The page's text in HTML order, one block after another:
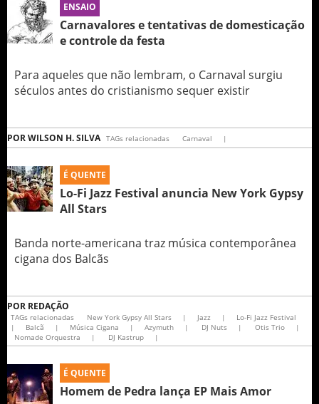
ENSAIO
Carnavalores e tentativas de domesticação
e controle da festa
Para aqueles que não lembram, o Carnaval surgiu
séculos antes do cristianismo sequer existir
PORWILSON H. SILVA TAGs relacionadas Carnaval |
É QUENTE
Lo-Fi Jazz Festival anuncia New York Gypsy
All Stars
Banda norte-americana traz música contemporânea
cigana dos Balcãs
POR REDAÇÃO
TAGs relacionadas New York Gypsy All Stars | Jazz |
Lo-Fi Jazz Festival
|
Balcã | Música Cigana | Azymuth | DJ Nuts | Otis Trio
|
Nomade Orquestra
| DJ Kastrup |
É QUENTE
Homem de Pedra lança EP Mais Amor